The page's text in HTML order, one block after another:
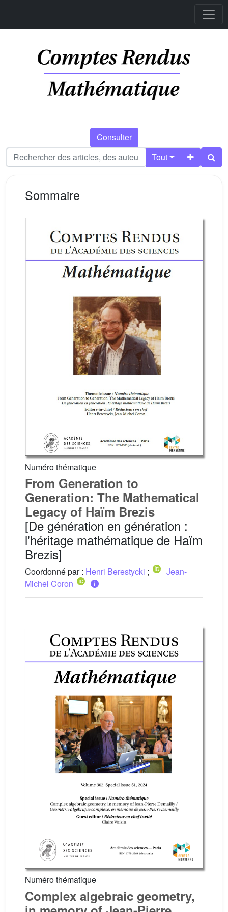
Consulter
Tout
Sommaire
Numéro thématique
From Generation to
Generation: The Mathematical
Legacy of Haïm Brezis
[De génération en génération :
l'héritage mathématique de Haïm
Brezis]
Coordonné par : Henri Berestycki ;
Jean-
Michel Coron
Numéro thématique
Complex algebraic geometry,